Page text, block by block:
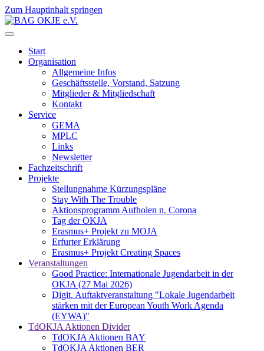
Zum Hauptinhalt springen
Start
Organisation
Allgemeine Infos
Geschäftsstelle, Vorstand, Satzung
Mitglieder & Mitgliedschaft
Kontakt
Service
GEMA
MPLC
Links
Newsletter
Fachzeitschrift
Projekte
Stellungnahme Kürzungspläne
Stay With The Trouble
Aktionsprogramm Aufholen n. Corona
Tag der OKJA
Erasmus+ Projekt zu MOJA
Erfurter Erklärung
Erasmus+ Projekt Creating Spaces
Veranstaltungen
Good Practice: Internationale Jugendarbeit in der
OKJA (27 Mai 2026)
Digit. Auftaktveranstaltung "Lokale Jugendarbeit
stärken mit der European Youth Work Agenda
(EYWA)"
TdOKJA Aktionen Divider
TdOKJA Aktionen BAY
TdOKJA Aktionen BER